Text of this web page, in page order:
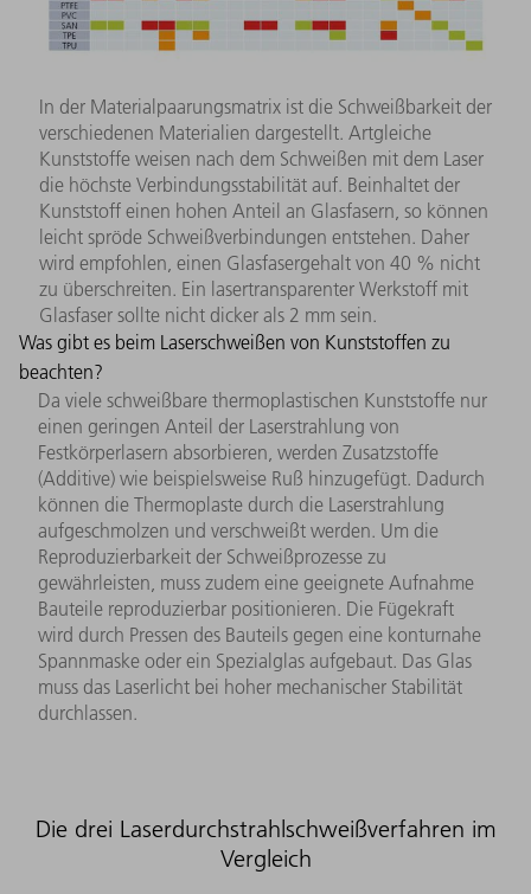
In der Materialpaarungsmatrix ist die Schweißbarkeit der
verschiedenen Materialien dargestellt. Artgleiche
Kunststoffe weisen nach dem Schweißen mit dem Laser
die höchste Verbindungsstabilität auf. Beinhaltet der
Kunststoff einen hohen Anteil an Glasfasern, so können
leicht spröde Schweißverbindungen entstehen. Daher
wird empfohlen, einen Glasfasergehalt von 40 % nicht
zu überschreiten. Ein lasertransparenter Werkstoff mit
Glasfaser sollte nicht dicker als 2 mm sein.
Was gibt es beim Laserschweißen von Kunststoffen zu
beachten?
Da viele schweißbare thermoplastischen Kunststoffe nur
einen geringen Anteil der Laserstrahlung von
Festkörperlasern absorbieren, werden Zusatzstoffe
(Additive) wie beispielsweise Ruß hinzugefügt. Dadurch
können die Thermoplaste durch die Laserstrahlung
aufgeschmolzen und verschweißt werden. Um die
Reproduzierbarkeit der Schweißprozesse zu
gewährleisten, muss zudem eine geeignete Aufnahme
Bauteile reproduzierbar positionieren. Die Fügekraft
wird durch Pressen des Bauteils gegen eine konturnahe
Spannmaske oder ein Spezialglas aufgebaut. Das Glas
muss das Laserlicht bei hoher mechanischer Stabilität
durchlassen.
Die drei Laserdurchstrahlschweißverfahren im
Vergleich